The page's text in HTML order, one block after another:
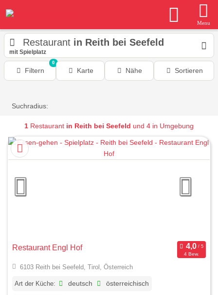
Menu
Restaurant in Reith bei Seefeld
mit Spielplatz
Filtern
0
Karte Nähe Sortieren
Suchradius:
1 Restaurant in Reith bei Seefeld und 4 in Umgebung
Restaurant Engl Hof
4 Bew.
6103 Reith bei Seefeld, Tirol, Österreich
Art der Küche: deutsch österreichisch